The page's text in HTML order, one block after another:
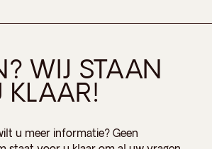
WIJ STAAN
KLAAR!
u meer informatie? Geen